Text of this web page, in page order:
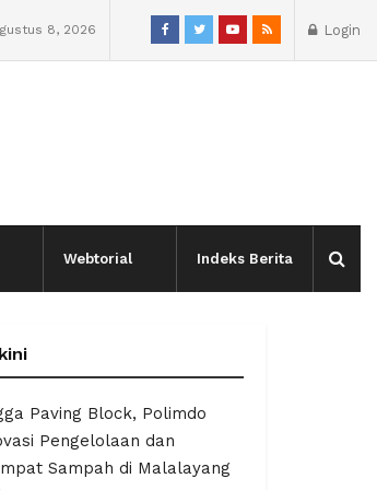
8, 2026 Login
Webtorial Indeks Berita
Paving Block, Polimdo
Pengelolaan dan
Sampah di Malalayang